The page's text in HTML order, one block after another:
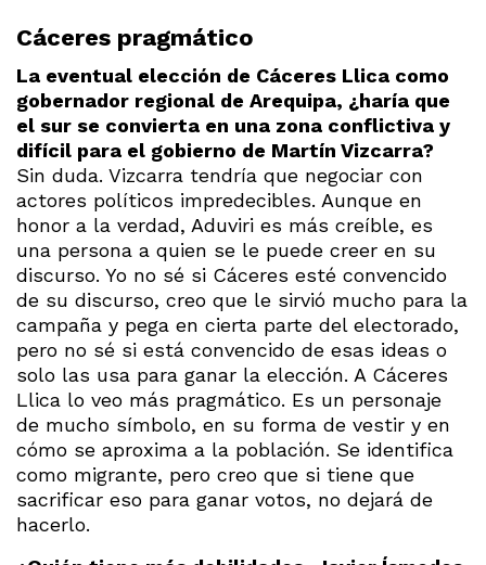
Cáceres pragmático
La eventual elección de Cáceres Llica como
gobernador regional de Arequipa, ¿haría que
el sur se convierta en una zona conflictiva y
difícil para el gobierno de Martín Vizcarra?
Sin duda. Vizcarra tendría que negociar con
actores políticos impredecibles. Aunque en
honor a la verdad, Aduviri es más creíble, es
una persona a quien se le puede creer en su
discurso. Yo no sé si Cáceres esté convencido
de su discurso, creo que le sirvió mucho para la
campaña y pega en cierta parte del electorado,
pero no sé si está convencido de esas ideas o
solo las usa para ganar la elección. A Cáceres
Llica lo veo más pragmático. Es un personaje
de mucho símbolo, en su forma de vestir y en
cómo se aproxima a la población. Se identifica
como migrante, pero creo que si tiene que
sacrificar eso para ganar votos, no dejará de
hacerlo.